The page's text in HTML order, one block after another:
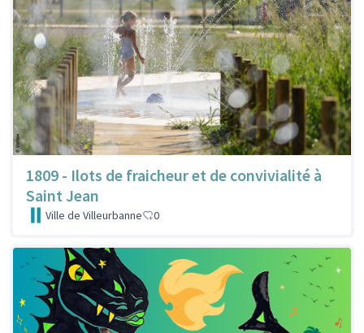
1809 - Ilots de fraicheur et de convivialité à
Saint Jean
Ville de Villeurbanne 0